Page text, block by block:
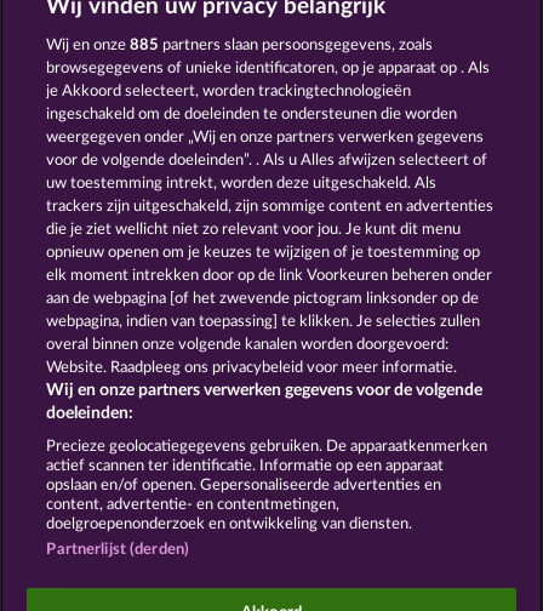
FANCY FRUITS ROAR MALLORCA WILDS
FRUIT LOVE
Algemene voorwaarden Privacyverklaring
Colofon Bedrijf FAQ Facebook
Terugbetalingsverzoek indienen
Sociale casino games zijn enkel bedoeld voor
Wij vinden uw privacy belangrijk
Wij en onze885 partners slaan persoonsgegevens, zoals
browsegegevens of unieke identificatoren, op je apparaat op . Als
je Akkoord selecteert, worden trackingtechnologieën
ingeschakeld om de doeleinden te ondersteunen die worden
weergegeven onder „Wij en onze partners verwerken gegevens
voor de volgende doeleinden”. . Als u Alles afwijzen selecteert of
uw toestemming intrekt, worden deze uitgeschakeld. Als
trackers zijn uitgeschakeld, zijn sommige content en advertenties
die je ziet wellicht niet zo relevant voor jou. Je kunt dit menu
opnieuw openen om je keuzes te wijzigen of je toestemming op
elk moment intrekken door op de link Voorkeuren beheren onder
aan de webpagina [of het zwevende pictogram linksonder op de
webpagina, indien van toepassing] te klikken. Je selecties zullen
overal binnen onze volgende kanalen worden doorgevoerd:
Website. Raadpleeg ons privacybeleid voor meer informatie.
Wij en onze partners verwerken gegevens voor de volgende
doeleinden:
Precieze geolocatiegegevens gebruiken. De apparaatkenmerken
actief scannen ter identificatie. Informatie op een apparaat
opslaan en/of openen. Gepersonaliseerde advertenties en
content, advertentie- en contentmetingen,
doelgroepenonderzoek en ontwikkeling van diensten.
Partnerlijst (derden)